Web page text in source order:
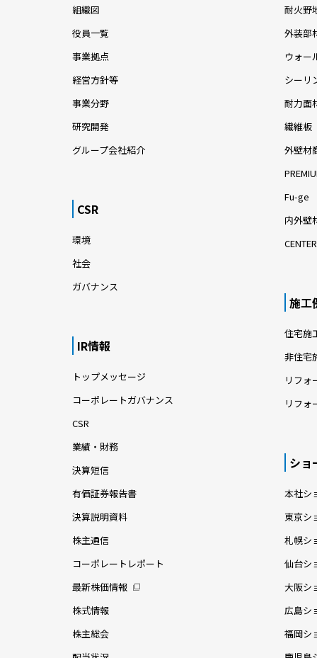
組織図
役員一覧
事業拠点
経営方針等
事業分野
研究開発
グループ会社紹介
CSR
環境
社会
ガバナンス
IR情報
トップメッセージ
コーポレートガバナンス
CSR
業績・財務
決算短信
有価証券報告書
決算説明資料
株主通信
コーポレートレポート
最新株価情報
株式情報
株主総会
耐火野
外装部
ウォー
シーリ
耐力面
繊維板
外壁材
Fu-ge
内外壁
施工
住宅施
非住宅
リフォ
リフォ
ショ
本社シ
東京シ
札幌シ
仙台シ
大阪シ
広島シ
福岡シ